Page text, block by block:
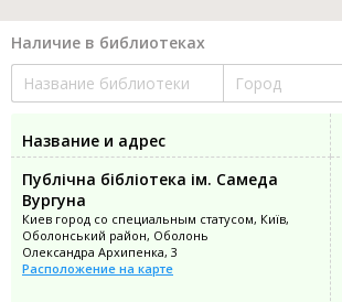
Наличие в библиотеках
Название и адрес
Публічна бібліотека ім. Самеда
Вургуна
Киев город со специальным статусом, Київ,
Оболонський район, Оболонь
Олександра Архипенка, 3
Расположение на карте